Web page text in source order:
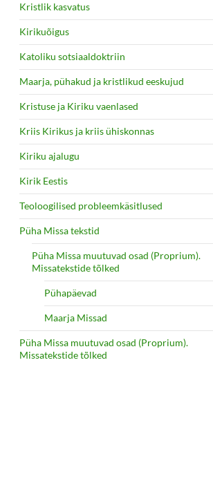
Kristlik kasvatus
Kirikuõigus
Katoliku sotsiaaldoktriin
Maarja, pühakud ja kristlikud eeskujud
Kristuse ja Kiriku vaenlased
Kriis Kirikus ja kriis ühiskonnas
Kiriku ajalugu
Kirik Eestis
Teoloogilised probleemkäsitlused
Püha Missa tekstid
Püha Missa muutuvad osad (Proprium).
Missatekstide tõlked
Pühapäevad
Maarja Missad
Püha Missa muutuvad osad (Proprium).
Missatekstide tõlked